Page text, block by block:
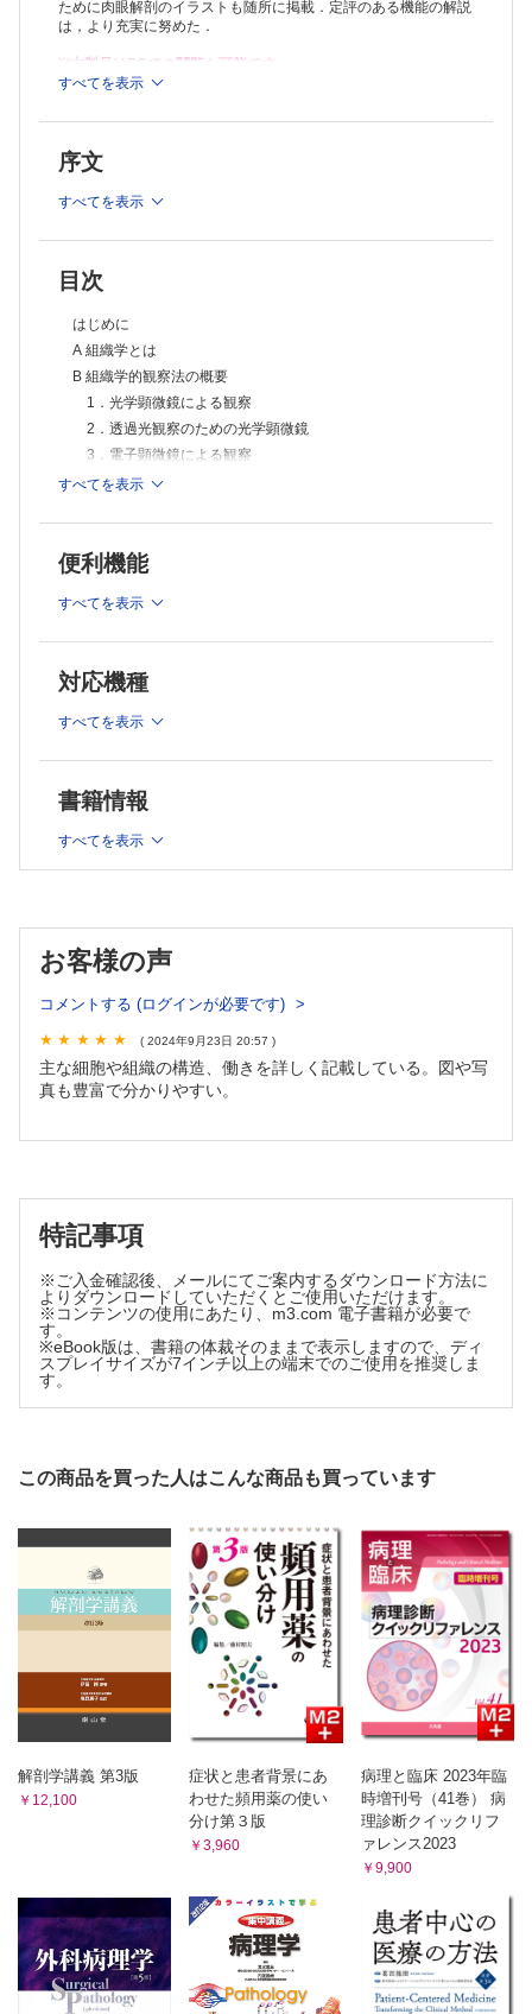
ために肉眼解剖のイラストも随所に掲載．定評のある機能の解説
は，より充実に努めた．
※本製品はPCでの閲覧も可能です。
製品のご購入後、「購入済ライセンス一覧」より、オンライン環
認ください。
最新版
すべてを表示
序文
すべてを表示
目次
はじめに
A 組織学とは
B 組織学的観察法の概要
1．光学顕微鏡による観察
2．透過光観察のための光学顕微鏡
3．電子顕微鏡による観察
4．原子間力顕微鏡による観察
[細胞の構造 ]
A 細胞質
2．被覆小胞
3．エンドソーム
4．ミトコンドリア
5．リボソーム
8．リソソーム
13．細胞質封入体
14．結晶様封入体
1．核の一般形態
2．核の構造
[細胞分裂]
A有糸分裂
2．染色体
2．第二分裂
[細胞の退化と死]
A 核に現れる変化
B 細胞質に現れる変化
C ネクローシスとアポトーシス
1．ネクローシス
2．アポトーシス
2章 上皮組織
1．扁平上皮
B 上皮細胞の配列による分類
1．単層上皮
2．重層上皮
4．移行上皮
[上皮細胞の表面構造]
A 自由面の構造
2．小皮縁と刷子縁
C 基底面の構造
1．細胞膜の基底陥入
2．ヘミデスモソーム
すべてを表示
便利機能
すべてを表示
対応機種
すべてを表示
書籍情報
すべてを表示
お客様の声
コメントする (ログインが必要です)
( 2024年9月23日 20:57 )
主な細胞や組織の構造、働きを詳しく記載している。図や写
真も豊富で分かりやすい。
特記事項
※ご入金確認後、メールにてご案内するダウンロード方法に
よりダウンロードしていただくとご使用いただけます。
※コンテンツの使用にあたり、m3.com 電子書籍が必要で
す。
※eBook版は、書籍の体裁そのままで表示しますので、ディ
スプレイサイズが7インチ以上の端末でのご使用を推奨しま
す。
この商品を買った人はこんな商品も買っています
解剖学講義 第3版
￥12,100
症状と患者背景にあ
わせた頻用薬の使い
分け第３版
￥3,960
病理と臨床 2023年臨
時増刊号（41巻） 病
理診断クイックリフ
ァレンス2023
￥9,900